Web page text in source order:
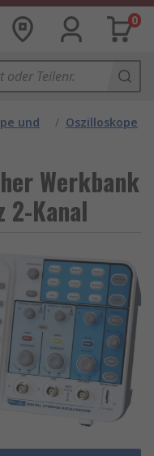
0
und
/ Oszilloskope
Werkbank
2-Kanal